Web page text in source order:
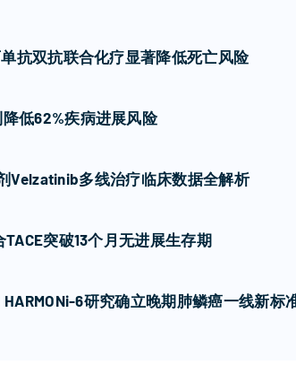
抗双抗联合化疗显著降低死亡风险
低62%疾病进展风险
Velzatinib多线治疗临床数据全解析
突破13个月无进展生存期
6研究确立晚期肺鳞癌一线新标